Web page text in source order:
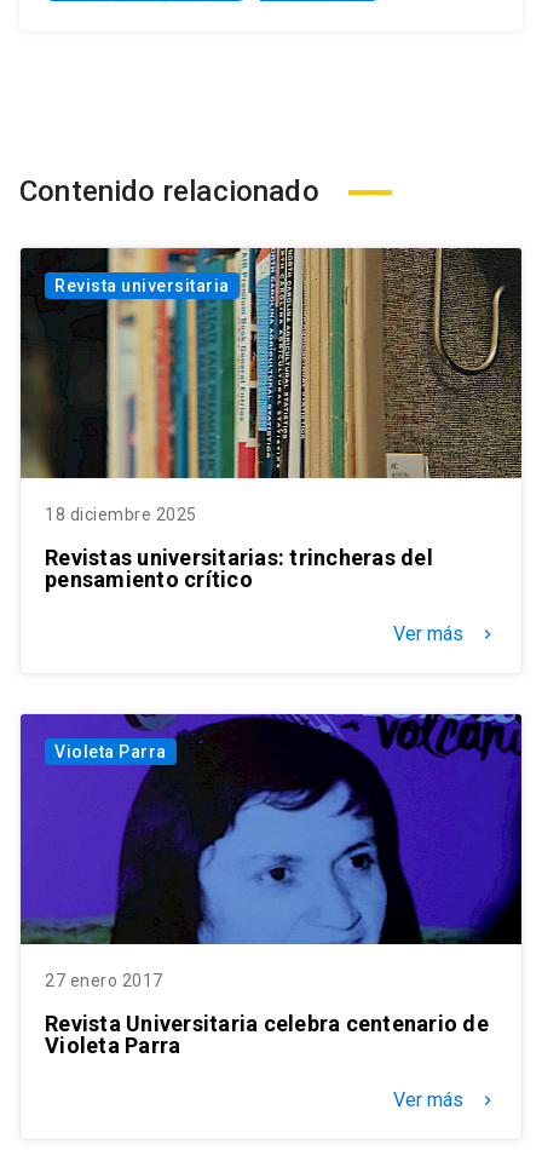
Contenido relacionado
Revista universitaria
18 diciembre 2025
Revistas universitarias: trincheras del
pensamiento crítico
Ver más keyboard_arrow_right
Violeta Parra
27 enero 2017
Revista Universitaria celebra centenario de
Violeta Parra
Ver más keyboard_arrow_right